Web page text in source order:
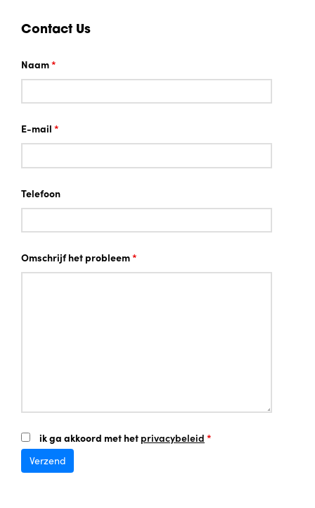
Contact Us
Naam*
E-mail *
Telefoon
Omschrijf het probleem*
ik ga akkoord met het privacybeleid *